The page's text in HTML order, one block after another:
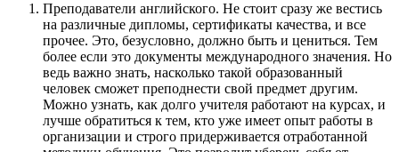
Преподаватели английского. Не стоит сразу же вестись
на различные дипломы, сертификаты качества, и все
прочее. Это, безусловно, должно быть и цениться. Тем
более если это документы международного значения. Но
ведь важно знать, насколько такой образованный
человек сможет преподнести свой предмет другим.
Можно узнать, как долго учителя работают на курсах, и
лучше обратиться к тем, кто уже имеет опыт работы в
организации и строго придерживается отработанной